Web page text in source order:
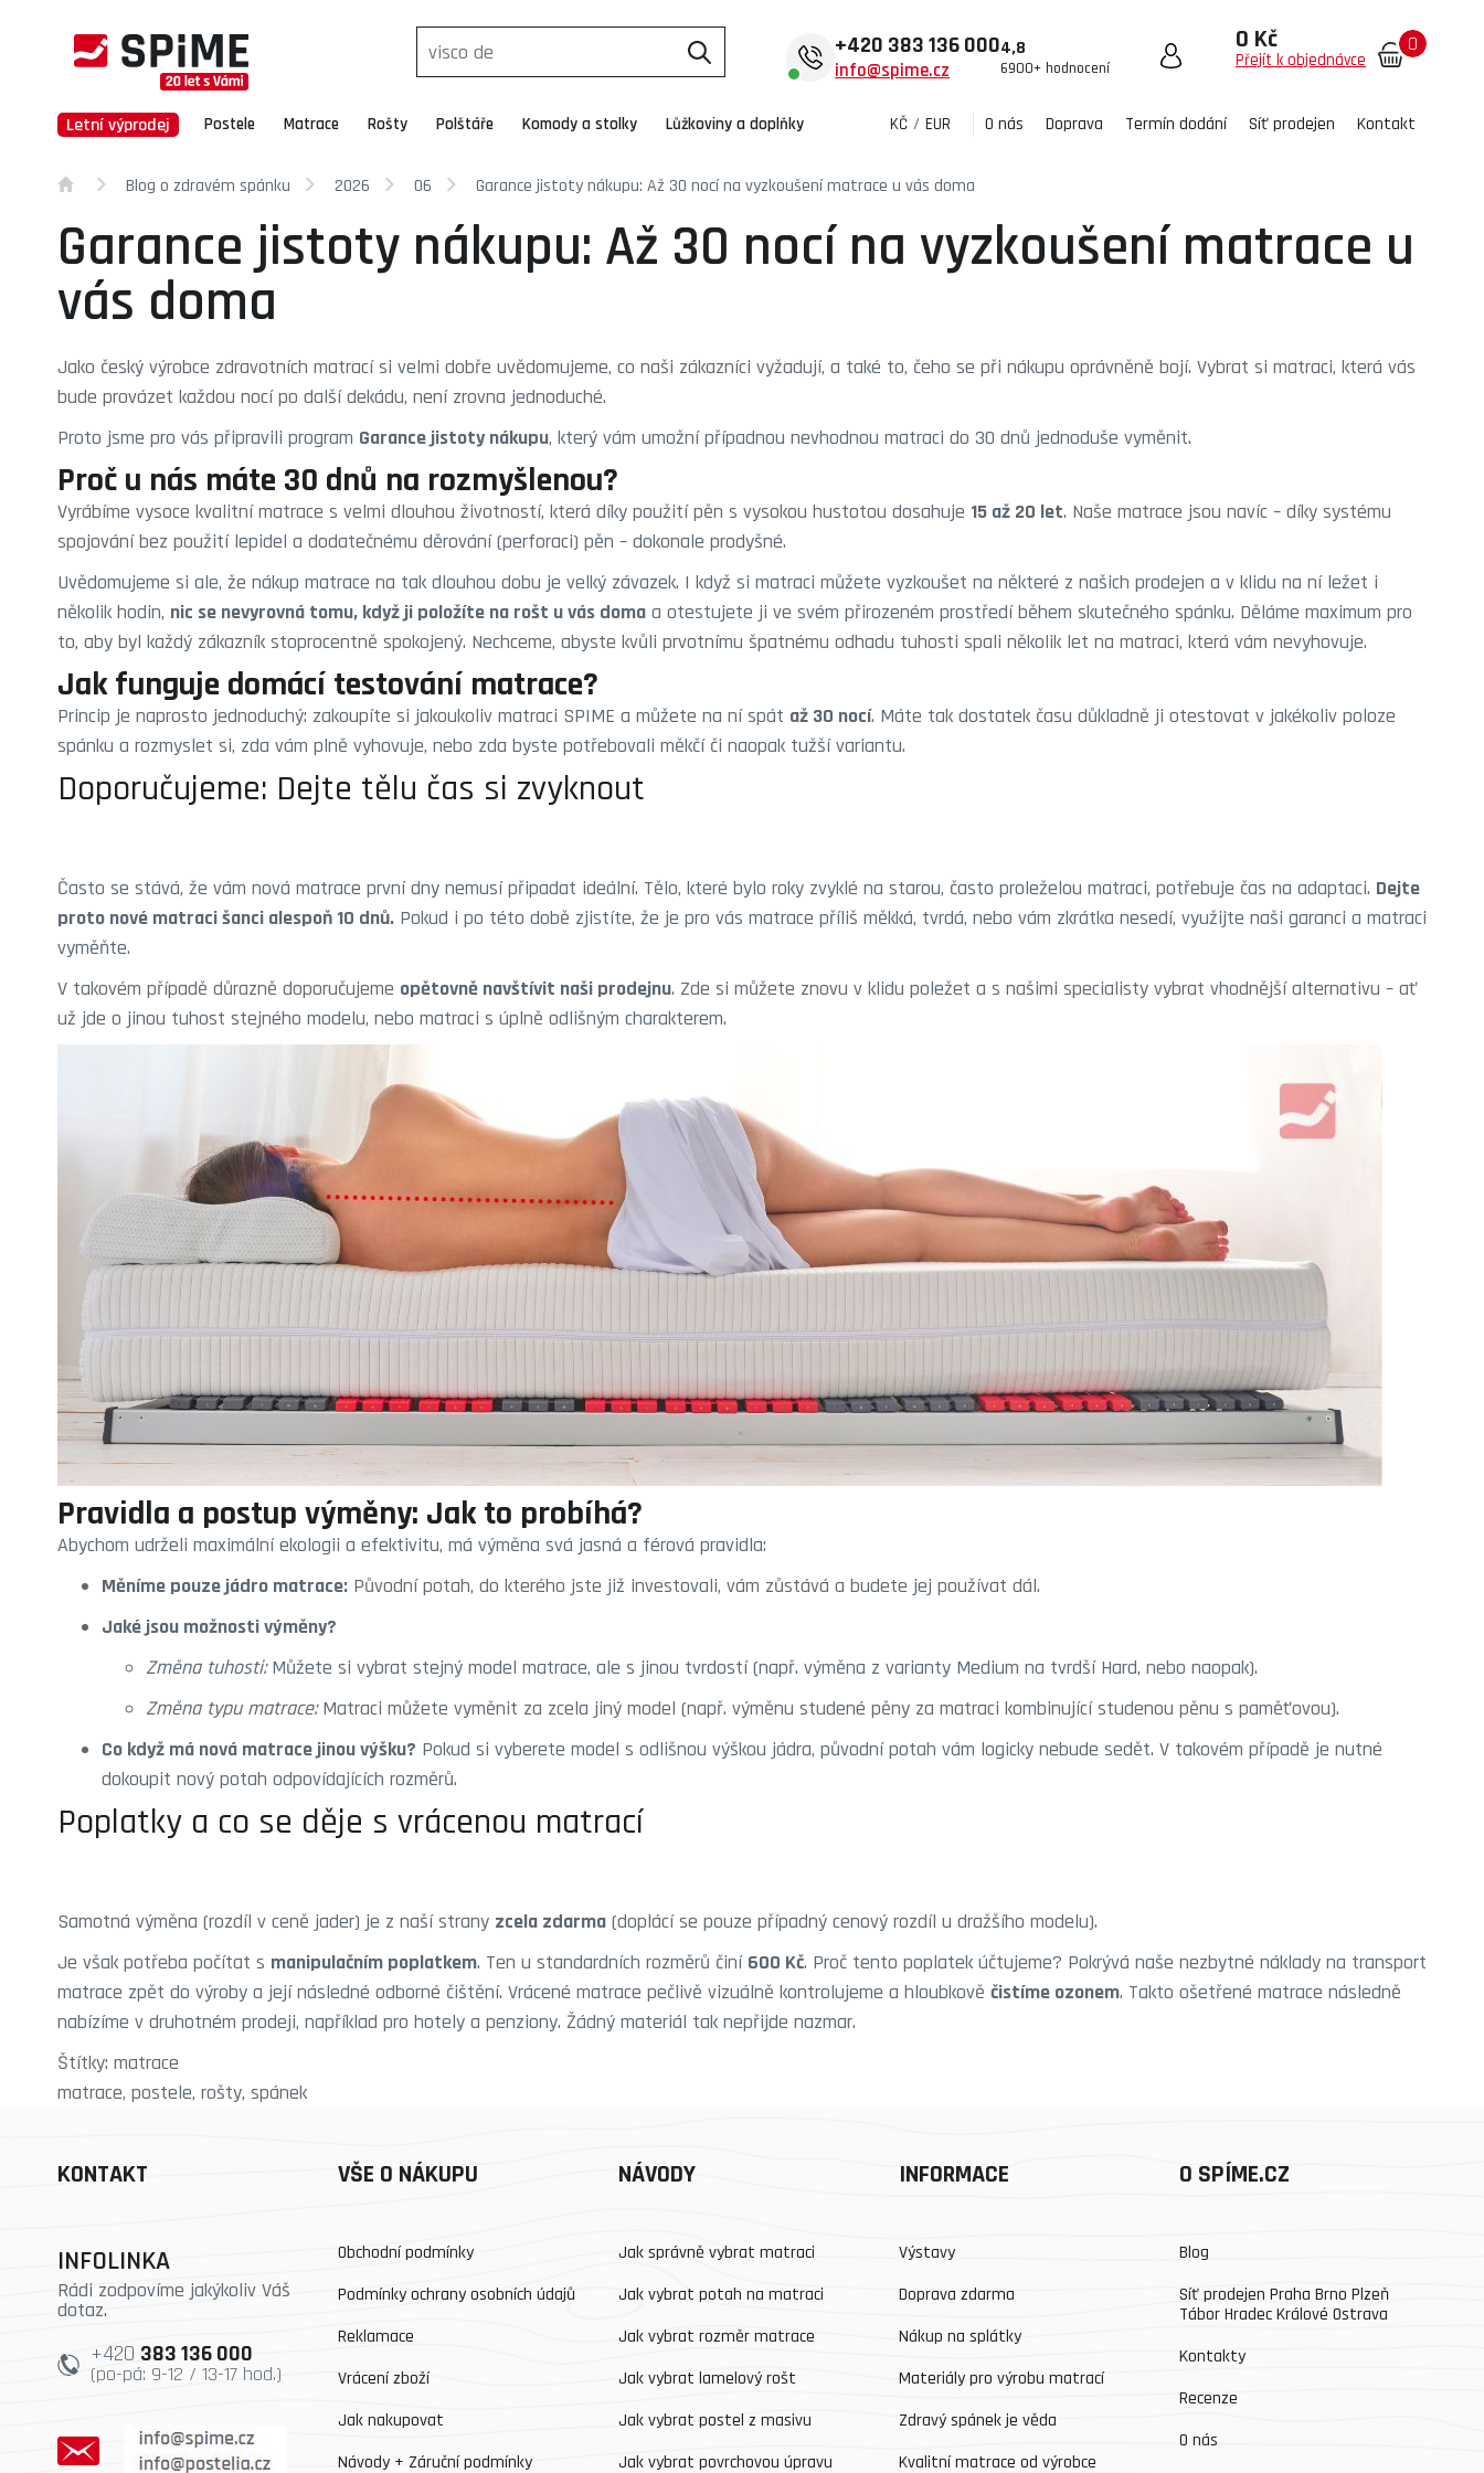
+420 383 136 000
info@spime.cz
4,8
6900+ hodnocení
0 Kč
Přejít k objednávce
0
Letní výprodej Postele Matrace Rošty Polštáře Komody a stolky Lůžkoviny a doplňky KČ / EUR O nás Doprava Termín dodání Síť prodejen Kontakt
Blog o zdravém spánku 2026 06 Garance jistoty nákupu: Až 30 nocí na vyzkoušení matrace u vás doma
Garance jistoty nákupu: Až 30 nocí na vyzkoušení matrace u
vás doma
Jako český výrobce zdravotních matrací si velmi dobře uvědomujeme, co naši zákazníci vyžadují, a také to, čeho se při nákupu oprávněně bojí. Vybrat si matraci, která vás
bude provázet každou nocí po další dekádu, není zrovna jednoduché.
Proto jsme pro vás připravili program Garance jistoty nákupu, který vám umožní případnou nevhodnou matraci do 30 dnů jednoduše vyměnit.
Proč u nás máte 30 dnů na rozmyšlenou?
Vyrábíme vysoce kvalitní matrace s velmi dlouhou životností, která díky použití pěn s vysokou hustotou dosahuje 15 až 20 let. Naše matrace jsou navíc – díky systému
spojování bez použití lepidel a dodatečnému děrování (perforaci) pěn – dokonale prodyšné.
Uvědomujeme si ale, že nákup matrace na tak dlouhou dobu je velký závazek. I když si matraci můžete vyzkoušet na některé z našich prodejen a v klidu na ní ležet i
několik hodin, nic se nevyrovná tomu, když ji položíte na rošt u vás doma a otestujete ji ve svém přirozeném prostředí během skutečného spánku. Děláme maximum pro
to, aby byl každý zákazník stoprocentně spokojený. Nechceme, abyste kvůli prvotnímu špatnému odhadu tuhosti spali několik let na matraci, která vám nevyhovuje.
Jak funguje domácí testování matrace?
Princip je naprosto jednoduchý: zakoupíte si jakoukoliv matraci SPIME a můžete na ní spát až 30 nocí. Máte tak dostatek času důkladně ji otestovat v jakékoliv poloze
spánku a rozmyslet si, zda vám plně vyhovuje, nebo zda byste potřebovali měkčí či naopak tužší variantu.
Doporučujeme: Dejte tělu čas si zvyknout
Často se stává, že vám nová matrace první dny nemusí připadat ideální. Tělo, které bylo roky zvyklé na starou, často proleželou matraci, potřebuje čas na adaptaci. Dejte
proto nové matraci šanci alespoň 10 dnů. Pokud i po této době zjistíte, že je pro vás matrace příliš měkká, tvrdá, nebo vám zkrátka nesedí, využijte naši garanci a matraci
vyměňte.
V takovém případě důrazně doporučujeme opětovně navštívit naši prodejnu. Zde si můžete znovu v klidu poležet a s našimi specialisty vybrat vhodnější alternativu – ať
už jde o jinou tuhost stejného modelu, nebo matraci s úplně odlišným charakterem.
Pravidla a postup výměny: Jak to probíhá?
Abychom udrželi maximální ekologii a efektivitu, má výměna svá jasná a férová pravidla:
Měníme pouze jádro matrace: Původní potah, do kterého jste již investovali, vám zůstává a budete jej používat dál.
Jaké jsou možnosti výměny?
Změna tuhosti:Můžete si vybrat stejný model matrace, ale s jinou tvrdostí (např. výměna z varianty Medium na tvrdší Hard, nebo naopak).
Změna typu matrace:Matraci můžete vyměnit za zcela jiný model (např. výměnu studené pěny za matraci kombinující studenou pěnu s paměťovou).
Co když má nová matrace jinou výšku? Pokud si vyberete model s odlišnou výškou jádra, původní potah vám logicky nebude sedět. V takovém případě je nutné
dokoupit nový potah odpovídajících rozměrů.
Poplatky a co se děje s vrácenou matrací
Samotná výměna (rozdíl v ceně jader) je z naší strany zcela zdarma (doplácí se pouze případný cenový rozdíl u dražšího modelu).
Je však potřeba počítat s manipulačním poplatkem. Ten u standardních rozměrů činí 600 Kč. Proč tento poplatek účtujeme? Pokrývá naše nezbytné náklady na transport
matrace zpět do výroby a její následné odborné čištění. Vrácené matrace pečlivě vizuálně kontrolujeme a hloubkově čistíme ozonem. Takto ošetřené matrace následně
nabízíme v druhotném prodeji, například pro hotely a penziony. Žádný materiál tak nepřijde nazmar.
Štítky: matrace
matrace, postele, rošty, spánek
KONTAKT
INFOLINKA
Rádi zodpovíme jakýkoliv Váš
dotaz.
+420 383 136 000
(po-pá: 9-12 / 13-17 hod.)
VŠE O NÁKUPU
Obchodní podmínky
Podmínky ochrany osobních údajů
Reklamace
Vrácení zboží
Jak nakupovat
Návody + Záruční podmínky
NÁVODY
Jak správně vybrat matraci
Jak vybrat potah na matraci
Jak vybrat rozměr matrace
Jak vybrat lamelový rošt
Jak vybrat postel z masivu
Jak vybrat povrchovou úpravu
INFORMACE
Výstavy
Doprava zdarma
Nákup na splátky
Materiály pro výrobu matrací
Zdravý spánek je věda
Kvalitní matrace od výrobce
O SPÍME.CZ
Blog
Síť prodejen Praha Brno Plzeň
Tábor Hradec Králové Ostrava
Kontakty
Recenze
O nás